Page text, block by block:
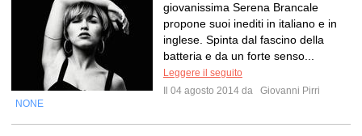
giovanissima Serena Brancale
propone suoi inediti in italiano e in
inglese. Spinta dal fascino della
batteria e da un forte senso...
Leggere il seguito
Il 04 agosto 2014 da
Giovanni Pirri
NONE